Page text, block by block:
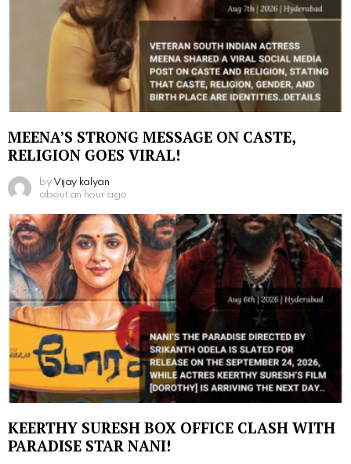
MEENA’S STRONG MESSAGE ON CASTE,
RELIGION GOES VIRAL!
by Vijay kalyan
about an hour ago
KEERTHY SURESH BOX OFFICE CLASH WITH
PARADISE STAR NANI!